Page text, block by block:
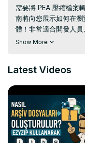
需要將 PEA 壓縮檔案
南將向您展示如何在
體！非常適合開發人
的使用者。
三個簡單步驟：
- 點擊“轉換為 ZIP”，
- 點擊「儲存 ZIP 檔案
為什麼要將 PEA 轉換
ZIP 檔案幾乎在所有作
Show More
Latest Videos